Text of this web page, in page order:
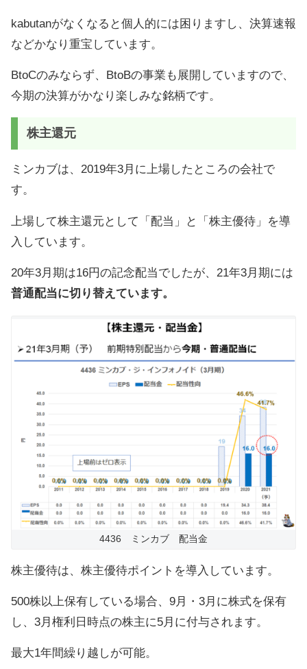
kabutanがなくなると個人的には困りますし、決算速報
などかなり重宝しています。
BtoCのみならず、BtoBの事業も展開していますので、
今期の決算がかなり楽しみな銘柄です。
株主還元
ミンカブは、2019年3月に上場したところの会社で
す。
上場して株主還元として「配当」と「株主優待」を導
入しています。
20年3月期は16円の記念配当でしたが、21年3月期には
普通配当に切り替えています。
4436 ミンカブ 配当金
株主優待は、株主優待ポイントを導入しています。
500株以上保有している場合、9月・3月に株式を保有
し、3月権利日時点の株主に5月に付与されます。
最大1年間繰り越しが可能。